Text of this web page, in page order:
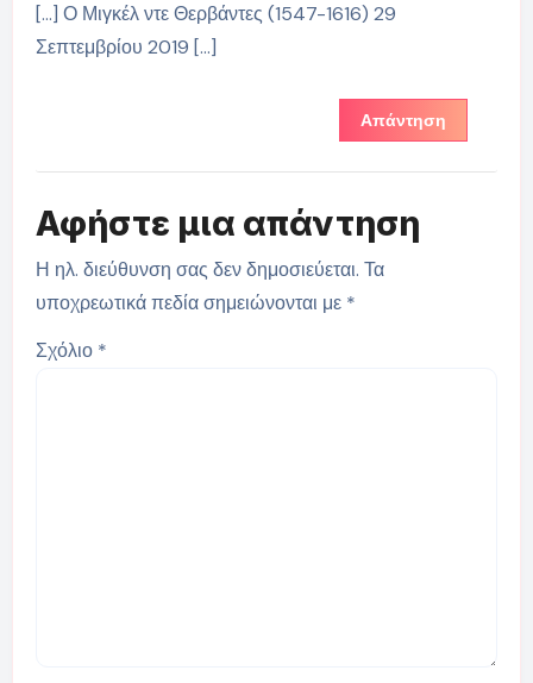
[…] Ο Μιγκέλ ντε Θερβάντες (1547-1616) 29
Σεπτεμβρίου 2019 […]
Απάντηση
Αφήστε μια απάντηση
Η ηλ. διεύθυνση σας δεν δημοσιεύεται. Τα
υποχρεωτικά πεδία σημειώνονται με *
Σχόλιο *